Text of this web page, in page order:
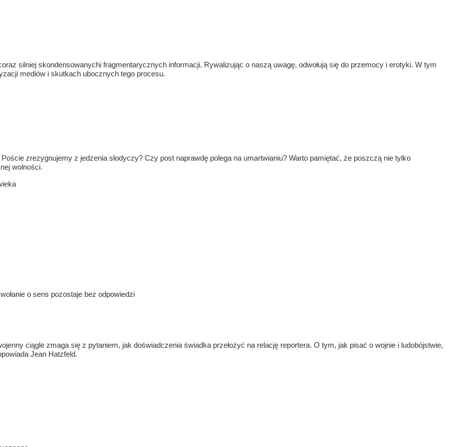
silniej skondensowanychi fragmentarycznych informacji. Rywalizując o naszą uwagę, odwołują się do przemocy i erotyki. W tym
mediów i skutkach ubocznych tego procesu.
zrezygnujemy z jedzenia słodyczy? Czy post naprawdę polega na umartwianiu? Warto pamiętać, że poszczą nie tylko
wolności.
o sens pozostaje bez odpowiedzi
ciągle zmaga się z pytaniem, jak doświadczenia świadka przełożyć na relację reportera. O tym, jak pisać o wojnie i ludobójstwie,
Jean Hatzfeld.